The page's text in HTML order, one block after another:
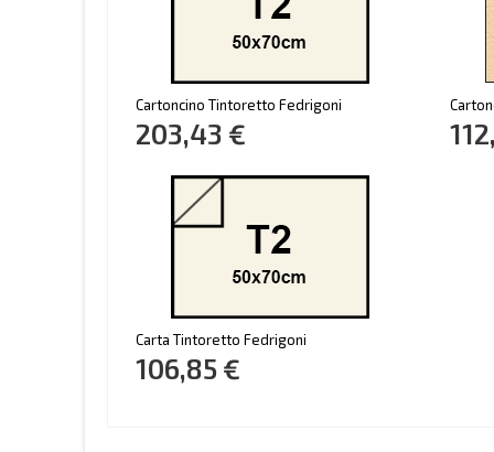
Cartoncino Tintoretto Fedrigoni
203,43 €
Carta Tintoretto Fedrigoni
106,85 €